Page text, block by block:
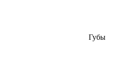
Губы